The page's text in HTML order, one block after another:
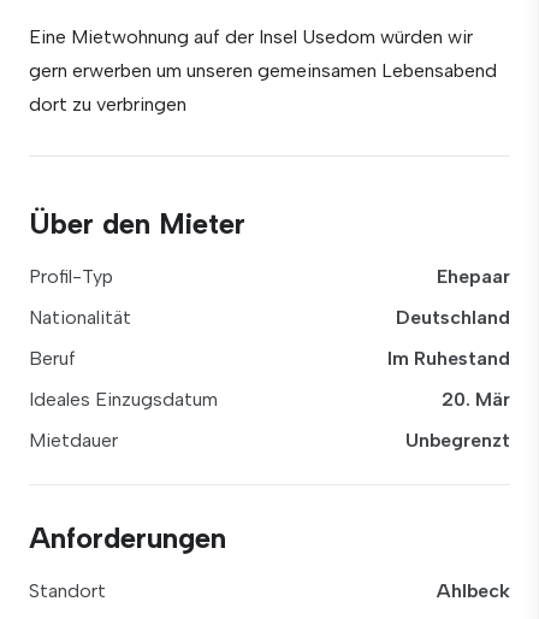
Eine Mietwohnung auf der Insel Usedom würden wir
gern erwerben um unseren gemeinsamen Lebensabend
dort zu verbringen
Über den Mieter
Profil-Typ
Ehepaar
Nationalität
Deutschland
Beruf
Im Ruhestand
Ideales Einzugsdatum
20. Mär
Mietdauer
Unbegrenzt
Anforderungen
Standort
Ahlbeck